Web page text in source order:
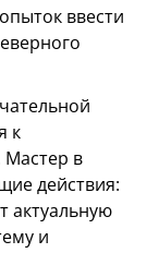
ввести
к
в
действия:
актуальную
и